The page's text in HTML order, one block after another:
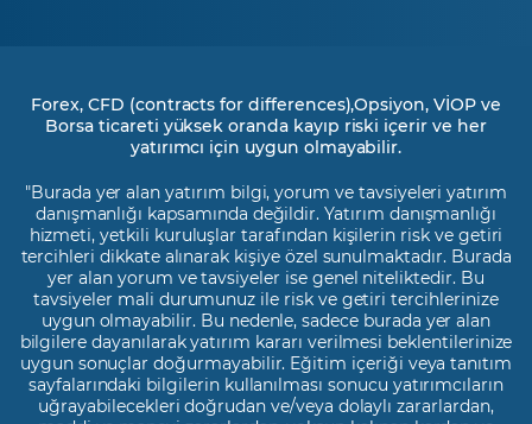
Forex, CFD (contracts for differences),Opsiyon, VİOP ve
Borsa ticareti yüksek oranda kayıp riski içerir ve her
yatırımcı için uygun olmayabilir.
"Burada yer alan yatırım bilgi, yorum ve tavsiyeleri yatırım
danışmanlığı kapsamında değildir. Yatırım danışmanlığı
hizmeti, yetkili kuruluşlar tarafından kişilerin risk ve getiri
tercihleri dikkate alınarak kişiye özel sunulmaktadır. Burada
yer alan yorum ve tavsiyeler ise genel niteliktedir. Bu
tavsiyeler mali durumunuz ile risk ve getiri tercihlerinize
uygun olmayabilir. Bu nedenle, sadece burada yer alan
bilgilere dayanılarak yatırım kararı verilmesi beklentilerinize
uygun sonuçlar doğurmayabilir. Eğitim içeriği veya tanıtım
sayfalarındaki bilgilerin kullanılması sonucu yatırımcıların
uğrayabilecekleri doğrudan ve/veya dolaylı zararlardan,